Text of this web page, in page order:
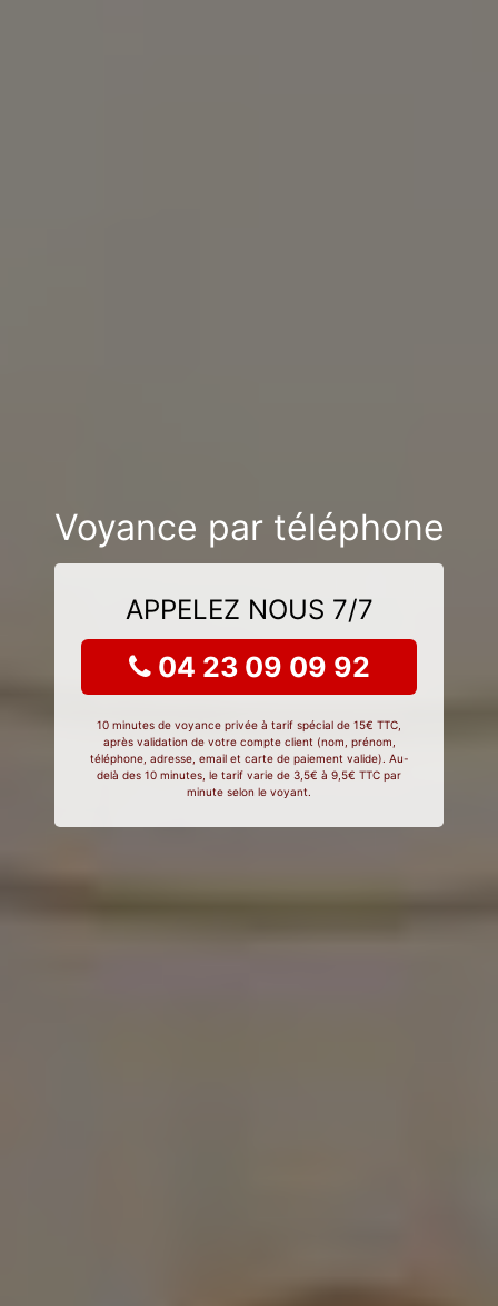
Voyance par téléphone
APPELEZ NOUS 7/7
04 23 09 09 92
10 minutes de voyance privée à tarif spécial de 15€ TTC,
après validation de votre compte client (nom, prénom,
téléphone, adresse, email et carte de paiement valide). Au-
delà des 10 minutes, le tarif varie de 3,5€ à 9,5€ TTC par
minute selon le voyant.